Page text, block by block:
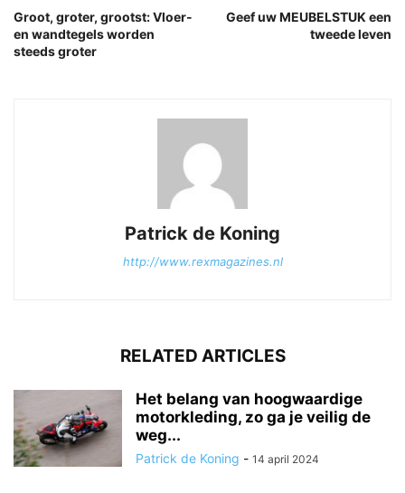
Groot, groter, grootst: Vloer-
en wandtegels worden
steeds groter
Geef uw MEUBELSTUK een
tweede leven
Patrick de Koning
http://www.rexmagazines.nl
RELATED ARTICLES
Het belang van hoogwaardige
motorkleding, zo ga je veilig de
weg...
Patrick de Koning - 14 april 2024